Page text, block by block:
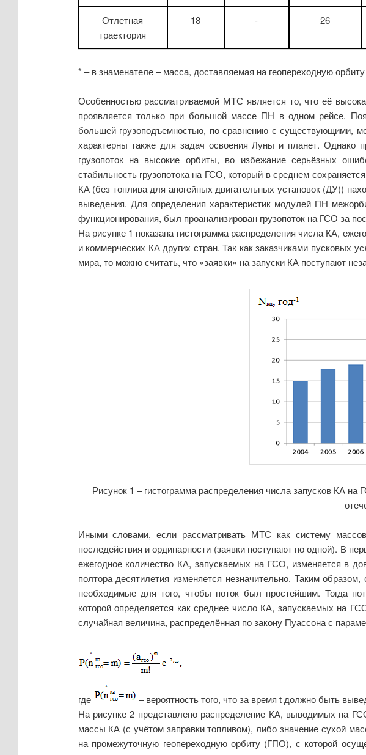
Отлетная
траектория
18 - 26
* – в знаменателе – масса, доставляемая на геопереходную
Особенностью рассматриваемой МТС является то, что её
проявляется только при большой массе ПН в одном рейсе.
большей грузоподъемностью, по сравнению с существующими,
характерны также для задач освоения Луны и планет.
грузопоток на высокие орбиты, во избежание серьёзных
стабильность грузопотока на ГСО, который в среднем
КА (без топлива для апогейных двигательных установок (ДУ))
выведения. Для определения характеристик модулей ПН
функционирования, был проанализирован грузопоток на ГСО за
На рисунке 1 показана гистограмма распределения числа КА,
и коммерческих КА других стран. Так как заказчиками пусковых
мира, то можно считать, что «заявки» на запуски КА поступают
Рисунок 1 – гистограмма распределения числа запусков КА
Иными словами, если рассматривать МТС как систему
последействия и ординарности (заявки поступают по одной). В
ежегодное количество КА, запускаемых на ГСО, изменяется в
полтора десятилетия изменяется незначительно. Таким
необходимые для того, чтобы поток был простейшим. Тогда
которой определяется как среднее число КА, запускаемых на
случайная величина, распределённая по закону Пуассона с
где
– вероятность того, что за время t должно быть
На рисунке 2 представлено распределение КА, выводимых на
массы КА (с учётом заправки топливом), либо значение сухой
на промежуточную геопереходную орбиту (ГПО), с которой